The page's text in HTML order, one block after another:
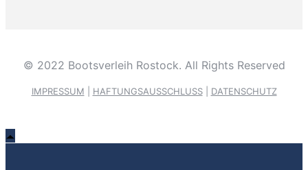
© 2022 Bootsverleih Rostock. All Rights Reserved
IMPRESSUM HAFTUNGSAUSSCHLUSS| DATENSCHUTZ